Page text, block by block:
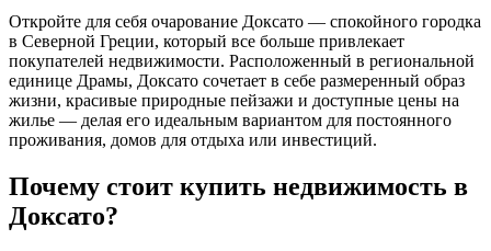
Откройте для себя очарование Доксато — спокойного городка
в Северной Греции, который все больше привлекает
покупателей недвижимости. Расположенный в региональной
единице Драмы, Доксато сочетает в себе размеренный образ
жизни, красивые природные пейзажи и доступные цены на
жилье — делая его идеальным вариантом для постоянного
проживания, домов для отдыха или инвестиций.
Почему стоит купить недвижимость в
Доксато?